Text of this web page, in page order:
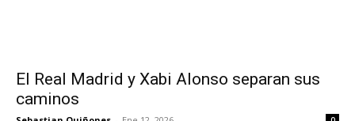
El Real Madrid y Xabi Alonso separan sus
caminos